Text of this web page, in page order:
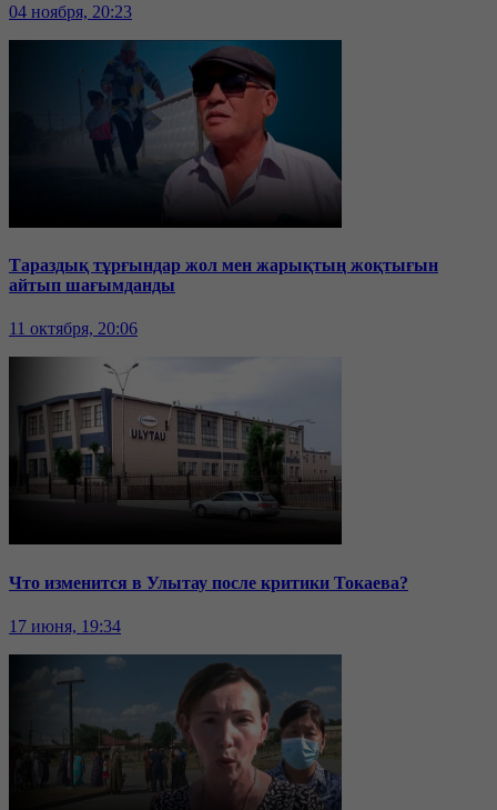
04 ноября, 20:23
Тараздық тұрғындар жол мен жарықтың жоқтығын
айтып шағымданды
11 октября, 20:06
Что изменится в Улытау после критики Токаева?
17 июня, 19:34